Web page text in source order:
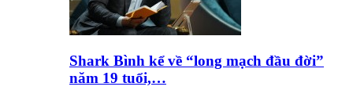
Shark Bình kể về “long mạch đầu đời”
năm 19 tuổi,…